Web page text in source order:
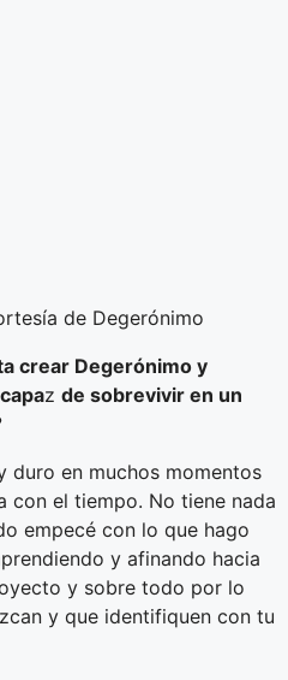
de Degerónimo
crear Degerónimo y
z de sobrevivir en un
duro en muchos momentos
con el tiempo. No tiene nada
empecé con lo que hago
y afinando hacia
y sobre todo por lo
y que identifiquen con tu